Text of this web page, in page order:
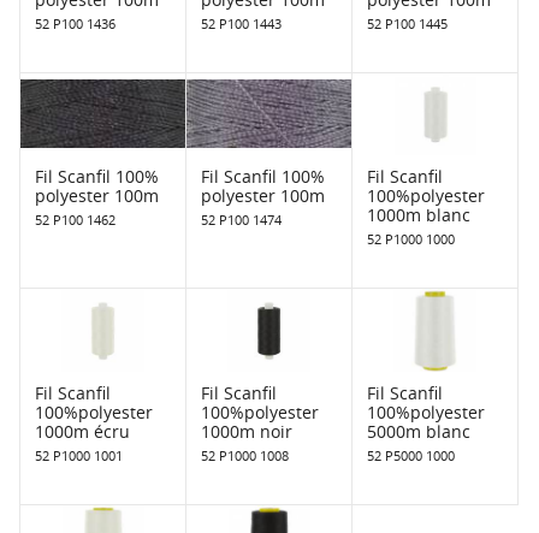
52 P100 1436 52 P100 1443 52 P100 1445
Fil Scanfil 100%
polyester 100m
52 P100 1462
Fil Scanfil 100%
polyester 100m
52 P100 1474
Fil Scanfil
100%polyester
1000m blanc
52 P1000 1000
Fil Scanfil
100%polyester
1000m écru
52 P1000 1001
Fil Scanfil
100%polyester
1000m noir
52 P1000 1008
Fil Scanfil
100%polyester
5000m blanc
52 P5000 1000